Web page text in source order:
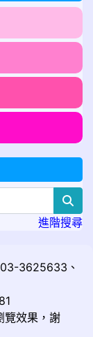
進階搜尋
3625633、
覽效果，謝